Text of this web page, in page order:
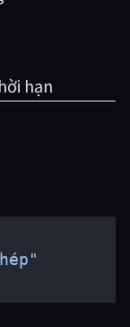
hạn